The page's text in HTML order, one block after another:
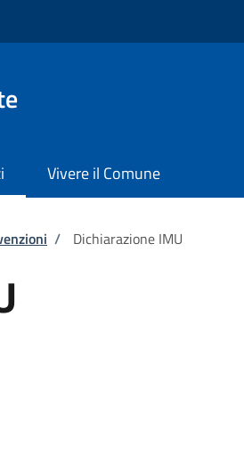
Vivere il Comune
/ Dichiarazione IMU